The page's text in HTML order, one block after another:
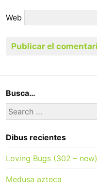
Web
Busca…
Search
for:
Dibus recientes
Loving Bugs (302 – new)
Medusa azteca